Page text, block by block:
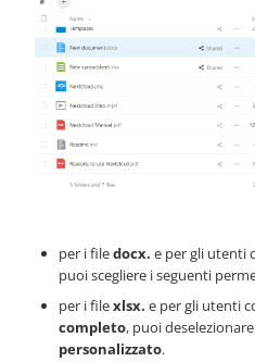
per i filedocx. e per gli utenti
puoi scegliere i seguenti
per i filexlsx. e per gli utenti
completo, puoi
personalizzato.